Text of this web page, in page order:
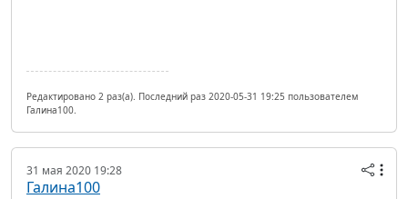
Редактировано 2 раз(а). Последний раз 2020-05-31 19:25 пользователем
Галина100.
31 мая 2020 19:28
Галина100